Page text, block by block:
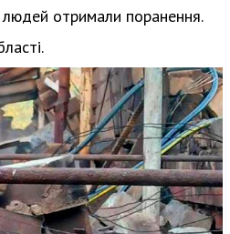
людей отримали поранення.